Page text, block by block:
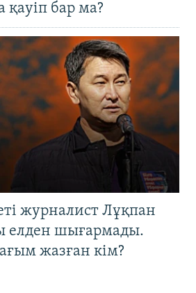
қауіп бар ма?
журналист Лұқпан
елден шығармады.
жазған кім?